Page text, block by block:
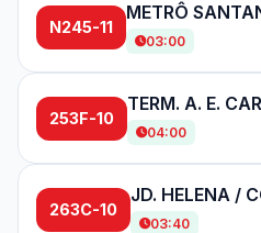
N245-11
03:00
253F-10
04:00
263C-10
JD. HELENA /
03:40